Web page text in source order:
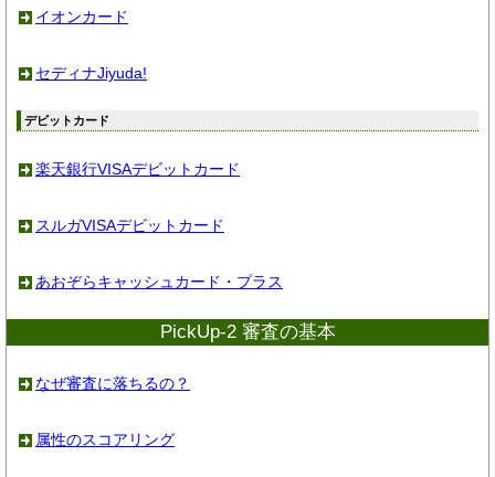
イオンカード
セディナJiyuda!
デビットカード
楽天銀行VISAデビットカード
スルガVISAデビットカード
あおぞらキャッシュカード・プラス
PickUp-2 審査の基本
なぜ審査に落ちるの？
属性のスコアリング